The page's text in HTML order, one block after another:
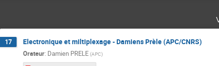
17 Electronique et miltiplexage - Damiens Prèle (APC/CNRS)
Orateur: Damien PRELE (APC)